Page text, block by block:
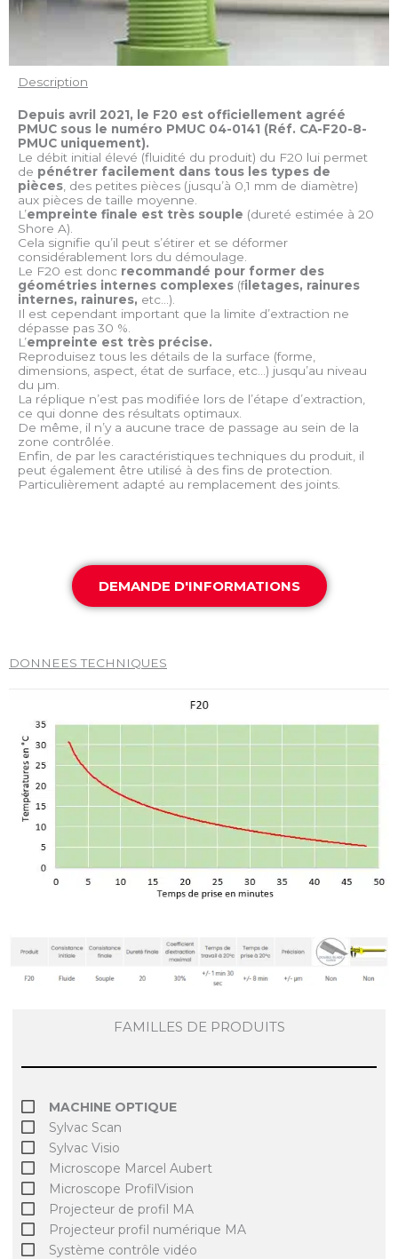
FAMILLES DE PRODUITS
MACHINE OPTIQUE
Sylvac Scan
Sylvac Visio
Microscope Marcel Aubert
Microscope ProfilVision
Projecteur de profil MA
Projecteur profil numérique MA
Système contrôle vidéo
Description
Depuis avril 2021, le F20 est officiellement agréé
PMUC sous le numéro PMUC 04-0141 (Réf. CA-F20-8-
PMUC uniquement).
Le débit initial élevé (fluidité du produit) du F20 lui permet
de pénétrer facilement dans tous les types de
pièces , des petites pièces (jusqu’à 0,1 mm de diamètre)
aux pièces de taille moyenne.
L’empreinte finale est très souple (dureté estimée à 20
Shore A).
Cela signifie qu’il peut s’étirer et se déformer
considérablement lors du démoulage.
Le F20 est donc recommandé pour former des
géométries internes complexes (filetages, rainures
internes, rainures, etc…).
Il est cependant important que la limite d’extraction ne
dépasse pas 30 %.
L’empreinte est très précise.
Reproduisez tous les détails de la surface (forme,
dimensions, aspect, état de surface, etc…) jusqu’au niveau
du µm.
La réplique n’est pas modifiée lors de l’étape d’extraction,
ce qui donne des résultats optimaux.
De même, il n’y a aucune trace de passage au sein de la
zone contrôlée.
Enfin, de par les caractéristiques techniques du produit, il
peut également être utilisé à des fins de protection.
Particulièrement adapté au remplacement des joints.
DEMANDE D'INFORMATIONS
DONNEES TECHNIQUES